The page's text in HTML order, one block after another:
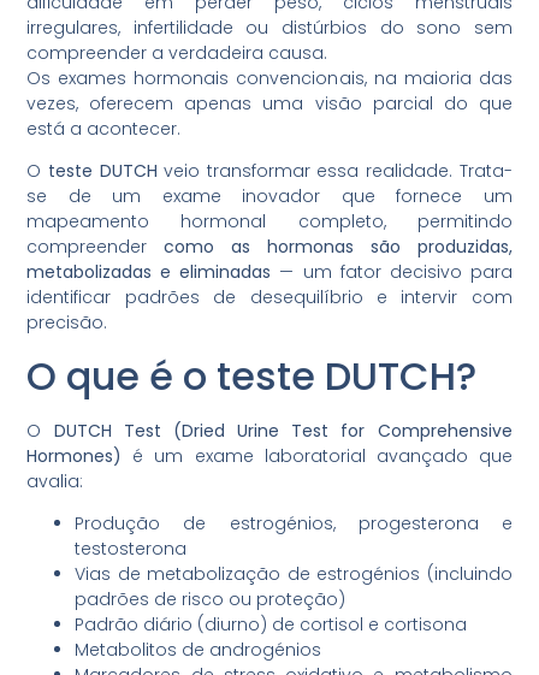
irregulares, infertilidade ou distúrbios do sono sem
compreender a verdadeira causa.
Os exames hormonais convencionais, na maioria das
vezes, oferecem apenas uma visão parcial do que
está a acontecer.
O teste DUTCH veio transformar essa realidade. Trata-
se de um exame inovador que fornece um
mapeamento hormonal completo, permitindo
compreendercomo as hormonas são produzidas,
metabolizadas e eliminadas — um fator decisivo para
identificar padrões de desequilíbrio e intervir com
precisão.
O que é o teste DUTCH?
O DUTCH Test (Dried Urine Test for Comprehensive
Hormones) é um exame laboratorial avançado que
avalia:
Produção de estrogénios, progesterona e
testosterona
Vias de metabolização de estrogénios (incluindo
padrões de risco ou proteção)
Padrão diário (diurno) de cortisol e cortisona
Metabolitos de androgénios